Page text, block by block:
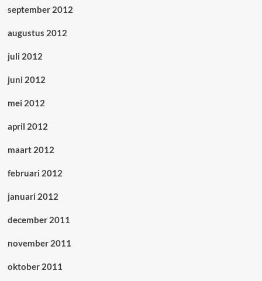
september 2012
augustus 2012
juli 2012
juni 2012
mei 2012
april 2012
maart 2012
februari 2012
januari 2012
december 2011
november 2011
oktober 2011